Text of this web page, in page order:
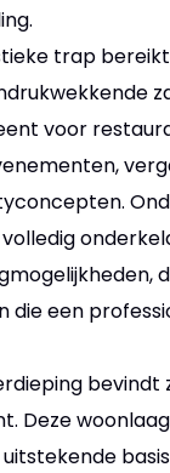
trap
voor
die een
bevindt
Deze